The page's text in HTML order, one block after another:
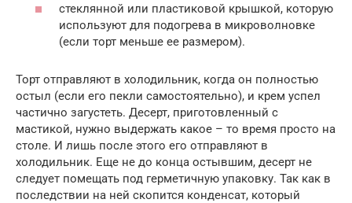
стеклянной или пластиковой крышкой, которую
используют для подогрева в микроволновке
(если торт меньше ее размером).
Торт отправляют в холодильник, когда он полностью
остыл (если его пекли самостоятельно), и крем успел
частично загустеть. Десерт, приготовленный с
мастикой, нужно выдержать какое – то время просто на
столе. И лишь после этого его отправляют в
холодильник. Еще не до конца остывшим, десерт не
следует помещать под герметичную упаковку. Так как в
последствии на ней скопится конденсат, который